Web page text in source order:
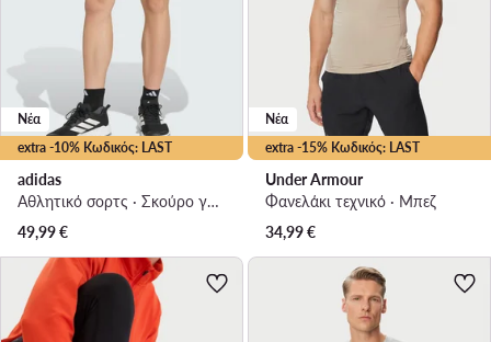
extra -10% Κωδικός: LAST
Νέα
adidas
Αθλητικό σορτς · Σκούρο γκρι
49,99€
extra -15% Κωδικός: LAST
Νέα
Under Armour
Φανελάκι τεχνικό · Μπεζ
34,99€